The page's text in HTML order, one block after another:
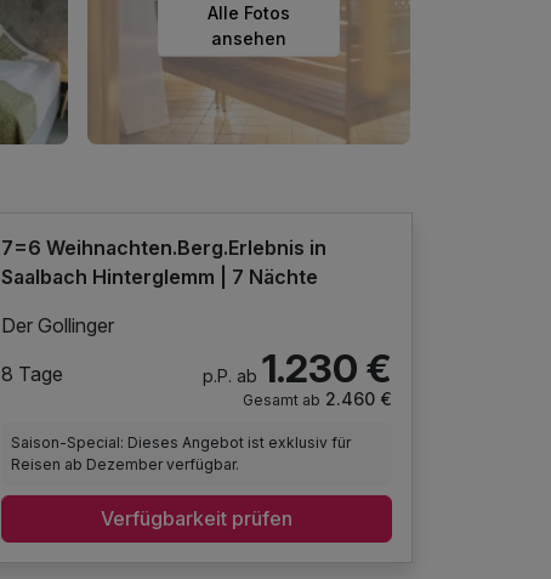
Alle Fotos
ansehen
7=6 Weihnachten.Berg.Erlebnis in
Saalbach Hinterglemm | 7 Nächte
Der Gollinger
8 Tage
p.P. ab 1.230 €
Gesamt ab 2.460 €
Saison-Special: Dieses Angebot ist exklusiv für
Reisen ab Dezember verfügbar.
Verfügbarkeit prüfen